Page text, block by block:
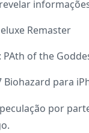
Remaster
PAth of the
Biohazard para
por